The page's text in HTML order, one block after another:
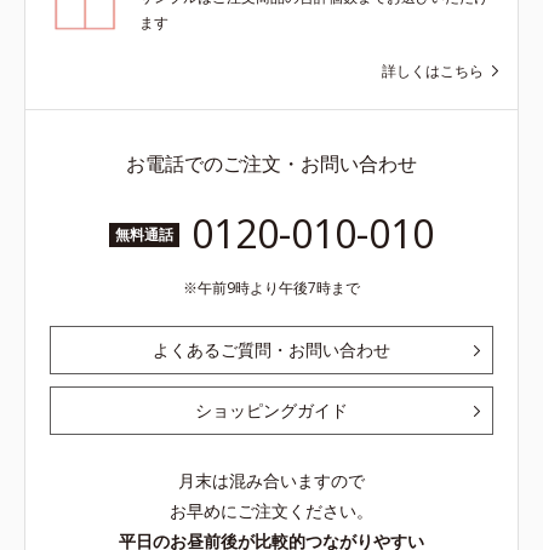
ます
詳しくはこちら
お電話でのご注文・お問い合わせ
無料通話 0120-010-010
午前9時より午後7時まで
よくあるご質問・お問い合わせ
ショッピングガイド
月末は混み合いますので
お早めにご注文ください。
平日のお昼前後が比較的つながりやすい